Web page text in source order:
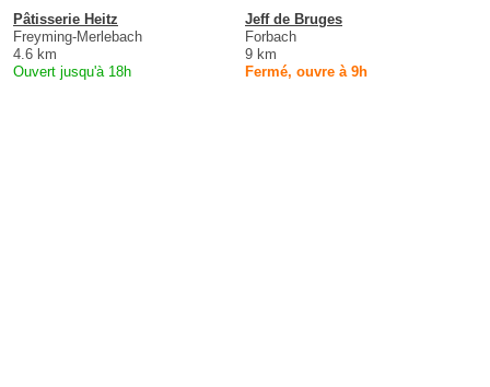
Pâtisserie Heitz
Freyming-Merlebach
4.6 km
Ouvert jusqu'à 18h
Jeff de Bruges
Forbach
9 km
Fermé, ouvre à 9h